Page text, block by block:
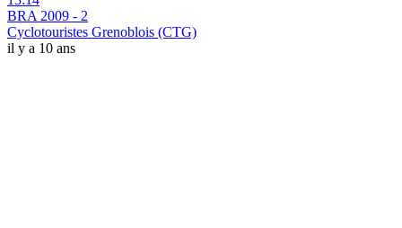
BRA 2009 - 2
Cyclotouristes Grenoblois (CTG)
il y a 10 ans